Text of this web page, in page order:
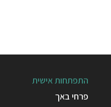
התפתחות אישית
פרחי באך